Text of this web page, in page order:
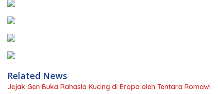
Related News
Jejak Gen Buka Rahasia Kucing di Eropa oleh Tentara Romawi